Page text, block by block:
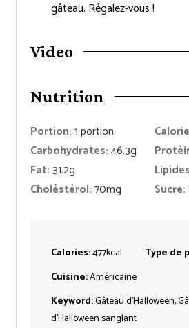
gâteau. Régalez-vous !
Video
Nutrition
Portion:1portion
Carbohydrates:46.3g
Fat:31.2g
Choléstérol:70mg Sucre:
Calories:477kcal Type de
Cuisine:Américaine
Keyword:Gâteau d’Halloween,
d’Halloween sanglant